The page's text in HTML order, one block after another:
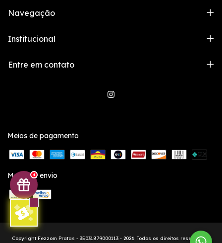
4
Navegação
Institucional
Entre em contato
Meios de pagamento
Meios de envio
Copyright Fezzom Pratas - 35031879000113 - 2026. Todos os direitos reservados.